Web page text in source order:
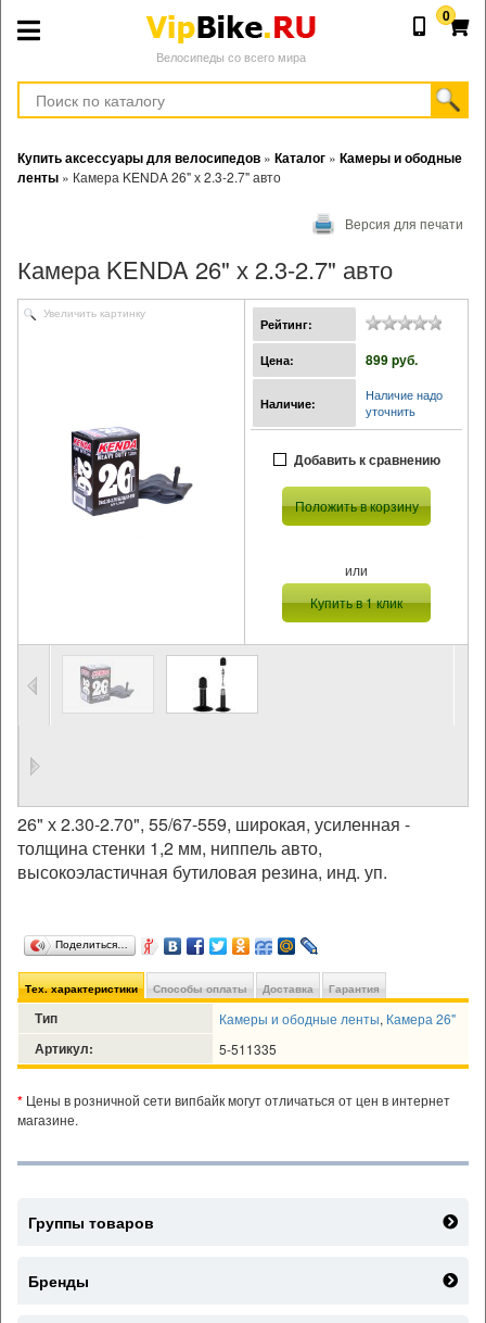
Велосипеды со всего мира
0
Купить аксессуары для велосипедов » Каталог » Камеры и ободные
ленты » Камера KENDA 26" х 2.3-2.7" авто
Версия для печати
Камера KENDA 26" х 2.3-2.7" авто
Увеличить картинку
Рейтинг:
Цена: 899 pуб.
Наличие:
Наличие надо
уточнить
Добавить к сравнению
Положить в корзину
или
Купить в 1 клик
26" х 2.30-2.70", 55/67-559, широкая, усиленная -
толщина стенки 1,2 мм, ниппель авто,
высокоэластичная бутиловая резина, инд. уп.
Поделиться…
Тех. характеристики Способы оплаты Доставка Гарантия
Тип Камеры и ободные ленты, Камера 26"
Артикул: 5-511335
* Цены в розничной сети випбайк могут отличаться от цен в интернет
магазине.
Группы товаров
Бренды